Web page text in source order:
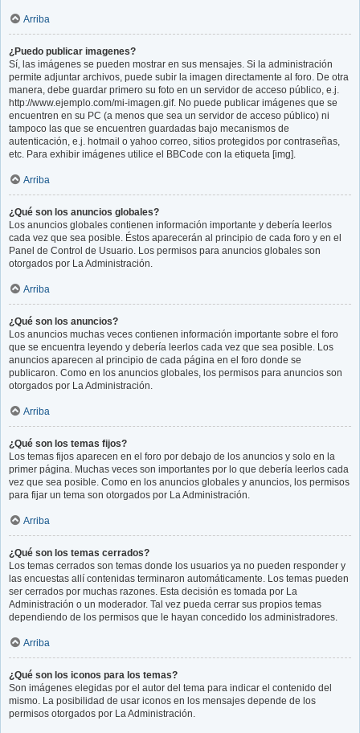
Arriba
¿Puedo publicar imagenes?
Sí, las imágenes se pueden mostrar en sus mensajes. Si la administración
permite adjuntar archivos, puede subir la imagen directamente al foro. De otra
manera, debe guardar primero su foto en un servidor de acceso público, e.j.
http://www.ejemplo.com/mi-imagen.gif. No puede publicar imágenes que se
encuentren en su PC (a menos que sea un servidor de acceso público) ni
tampoco las que se encuentren guardadas bajo mecanismos de
autenticación, e.j. hotmail o yahoo correo, sitios protegidos por contraseñas,
etc. Para exhibir imágenes utilice el BBCode con la etiqueta [img].
Arriba
¿Qué son los anuncios globales?
Los anuncios globales contienen información importante y debería leerlos
cada vez que sea posible. Éstos aparecerán al principio de cada foro y en el
Panel de Control de Usuario. Los permisos para anuncios globales son
otorgados por La Administración.
Arriba
¿Qué son los anuncios?
Los anuncios muchas veces contienen información importante sobre el foro
que se encuentra leyendo y debería leerlos cada vez que sea posible. Los
anuncios aparecen al principio de cada página en el foro donde se
publicaron. Como en los anuncios globales, los permisos para anuncios son
otorgados por La Administración.
Arriba
¿Qué son los temas fijos?
Los temas fijos aparecen en el foro por debajo de los anuncios y solo en la
primer página. Muchas veces son importantes por lo que debería leerlos cada
vez que sea posible. Como en los anuncios globales y anuncios, los permisos
para fijar un tema son otorgados por La Administración.
Arriba
¿Qué son los temas cerrados?
Los temas cerrados son temas donde los usuarios ya no pueden responder y
las encuestas allí contenidas terminaron automáticamente. Los temas pueden
ser cerrados por muchas razones. Esta decisión es tomada por La
Administración o un moderador. Tal vez pueda cerrar sus propios temas
dependiendo de los permisos que le hayan concedido los administradores.
Arriba
¿Qué son los iconos para los temas?
Son imágenes elegidas por el autor del tema para indicar el contenido del
mismo. La posibilidad de usar iconos en los mensajes depende de los
permisos otorgados por La Administración.